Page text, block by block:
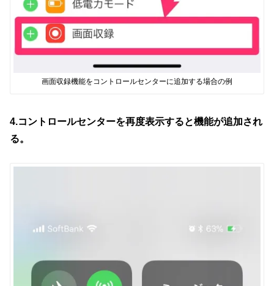
画面収録機能をコントロールセンターに追加する場合の例
4.コントロールセンターを再度表示すると機能が追加され
る。